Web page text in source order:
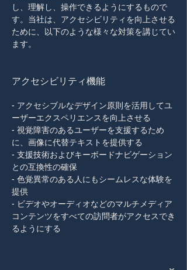
し、理解し、操作できるようにするもので
す。当社は、アクセシビリティを向上させる
ために、以下のような様々な対策を講じてい
ます。
アクセシビリティ機能
- アクセシブルなデザイン原則を活用してユ
ーザーエクスペリエンスを向上させる
- 視覚障害のあるユーザーを支援するため
に、画像に代替テキストを提供する
- 支援技術およびキーボードナビゲーション
との互換性の確保
- 色覚異常のある人にもシームレスな体験を
提供
- ビデオやオーディオなどのマルチメディア
コンテンツをすべての訪問者がアクセスでき
るようにする